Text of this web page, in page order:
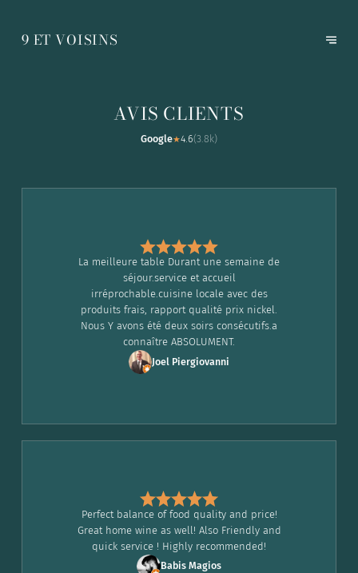
9 ET VOISINS
AVIS CLIENTS
Google★4.6(3.8k)
La meilleure table Durant une semaine de
séjour.service et accueil
irréprochable.cuisine locale avec des
produits frais, rapport qualité prix nickel.
Nous Y avons été deux soirs consécutifs.a
connaître ABSOLUMENT.
Joel Piergiovanni
Perfect balance of food quality and price!
Great home wine as well! Also Friendly and
quick service ! Highly recommended!
Babis Magios